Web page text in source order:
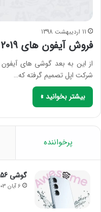
11 اردیبهشت 1398
فروش آیفون های 2019 با شارژر 18 واتی
شرکت اپل تصمیم گرفته که…
بیشتر بخوانید »
پرخواننده
گوشی Galaxy A56 با دوربین بهتر همراه است
6 آبان 1403